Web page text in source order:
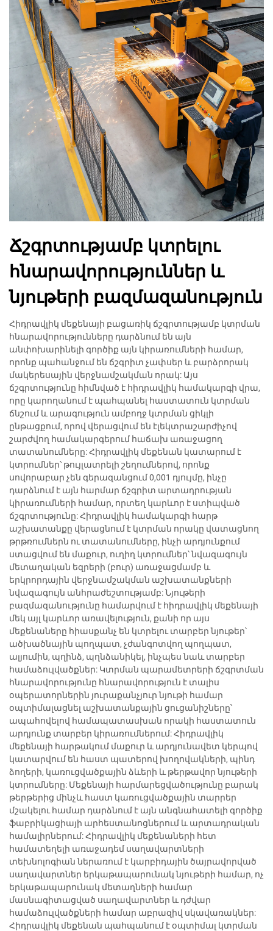
Ճշգրտությամբ կտրելու
հնարավորություններ և
նյութերի բազմազանություն
Հիդրավլիկ մեքենայի բացառիկ ճշգրտությամբ կտրման
հնարավորությունները դարձնում են այն
անփոխարինելի գործիք այն կիրառումների համար,
որոնք պահանջում են ճշգրիտ չափսեր և բարձրորակ
մակերեսային վերջնամշակման որակ: Այս
ճշգրտությունը հիմնված է հիդրավլիկ համակարգի վրա,
որը կարողանում է պահպանել հաստատուն կտրման
ճնշում և արագություն ամբողջ կտրման ցիկլի
ընթացքում, որով վերացվում են էլեկտրաշարժիչով
շարժվող համակարգերում հաճախ առաջացող
տատանումները: Հիդրավլիկ մեքենան կատարում է
կտրումներ՝ թույլատրելի շեղումներով, որոնք
սովորաբար չեն գերազանցում 0,001 դյույմը, ինչը
դարձնում է այն հարմար ճշգրիտ արտադրության
կիրառումների համար, որտեղ կարևոր է ստիպված
ճշգրտությունը: Հիդրավլիկ համակարգի հարթ
աշխատանքը վերացնում է կտրման որակը վատացնող
թրթռումներն ու տատանումները, ինչի արդյունքում
ստացվում են մաքուր, ուղիղ կտրումներ՝ նվազագույն
մետաղական եզրերի (բուր) առաջացմամբ և
երկրորդային վերջնամշակման աշխատանքների
նվազագույն անհրաժեշտությամբ: Նյութերի
բազմազանությունը համարվում է հիդրավլիկ մեքենայի
մեկ այլ կարևոր առավելություն, քանի որ այս
մեքենաները հիասքանչ են կտրելու տարբեր նյութեր՝
ածխածնային պողպատ, չժանգոտվող պողպատ,
ալյումին, պղինձ, պղնձանիկել, ինչպես նաև տարբեր
համաձուլվածքներ: Կտրման պարամետրերի ճշգրտման
հնարավորությունը հնարավորություն է տալիս
օպերատորներին յուրաքանչյուր նյութի համար
օպտիմալացնել աշխատանքային ցուցանիշները՝
ապահովելով համապատասխան որակի հաստատուն
արդյունք տարբեր կիրառումներում: Հիդրավլիկ
մեքենայի հարթակում մաքուր և արդյունավետ կերպով
կատարվում են հաստ պատերով խողովակների, պինդ
ձողերի, կառուցվածքային ձևերի և թերթավոր նյութերի
կտրումները: Մեքենայի հարմարեցվածությունը բարակ
թերթերից մինչև հաստ կառուցվածքային տարրեր
մշակելու համար դարձնում է այն անգնահատելի գործիք
ֆաբրիկացիայի արհեստանոցներում և արտադրական
համալիրներում: Հիդրավլիկ մեքենաների հետ
համատեղելի առաջադեմ սաղավարտների
տեխնոլոգիան ներառում է կարբիդային ծայրավորված
սաղավարտներ երկաթապարունակ նյութերի համար, ոչ
երկաթապարունակ մետաղների համար
մասնագիտացված սաղավարտներ և դժվար
համաձուլվածքների համար աբրազիվ սկավառակներ:
Հիդրավլիկ մեքենան պահպանում է օպտիմալ կտրման